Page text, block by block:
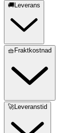
🚚Leverans
🧺Fraktkostnad
🚀Leveranstid